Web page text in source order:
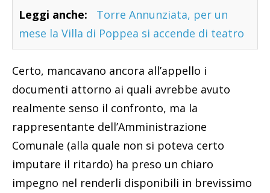
Leggi anche:
Torre Annunziata, per un
mese la Villa di Poppea si accende di teatro
Certo, mancavano ancora all’appello i
documenti attorno ai quali avrebbe avuto
realmente senso il confronto, ma la
rappresentante dell’Amministrazione
Comunale (alla quale non si poteva certo
imputare il ritardo) ha preso un chiaro
impegno nel renderli disponibili in brevissimo